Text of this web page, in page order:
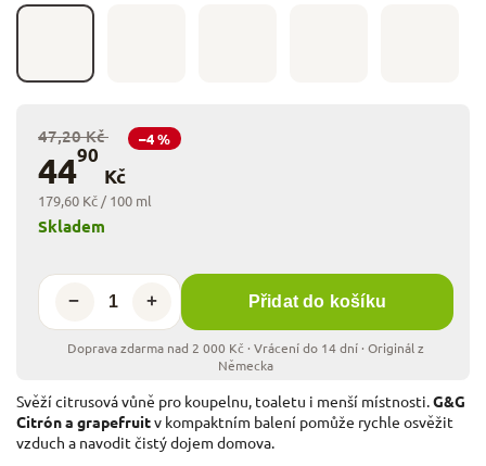
47,20 Kč –4 %
4490
Kč
179,60 Kč / 100 ml
+
− Přidat do košíku
Skladem
Svěží citrusová vůně pro koupelnu, toaletu i menší místnosti.G&G
Citrón a grapefruitv kompaktním balení pomůže rychle osvěžit
vzduch a navodit čistý dojem domova.